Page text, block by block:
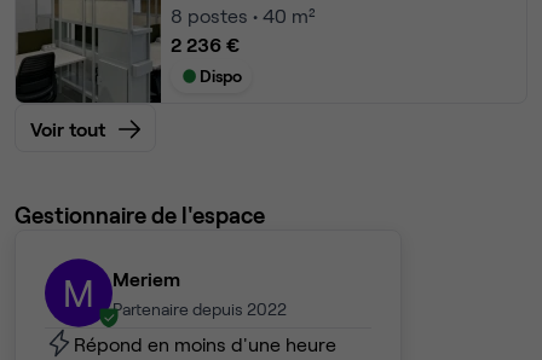
8 postes • 40 m²
2 236 €
Dispo
Voir tout
Gestionnaire de l'espace
M Meriem
Partenaire depuis 2022
Répond en moins d'une heure